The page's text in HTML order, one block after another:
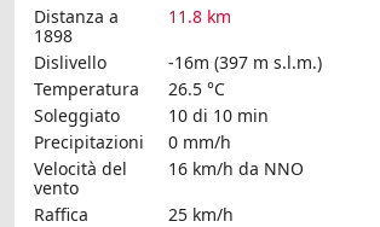
Distanza a
1898
11.8 km
Dislivello
-16m (397 m s.l.m.)
Temperatura
26.5 °C
Soleggiato
10 di 10 min
Precipitazioni
0 mm/h
Velocità del
vento
16 km/h da NNO
Raffica
25 km/h